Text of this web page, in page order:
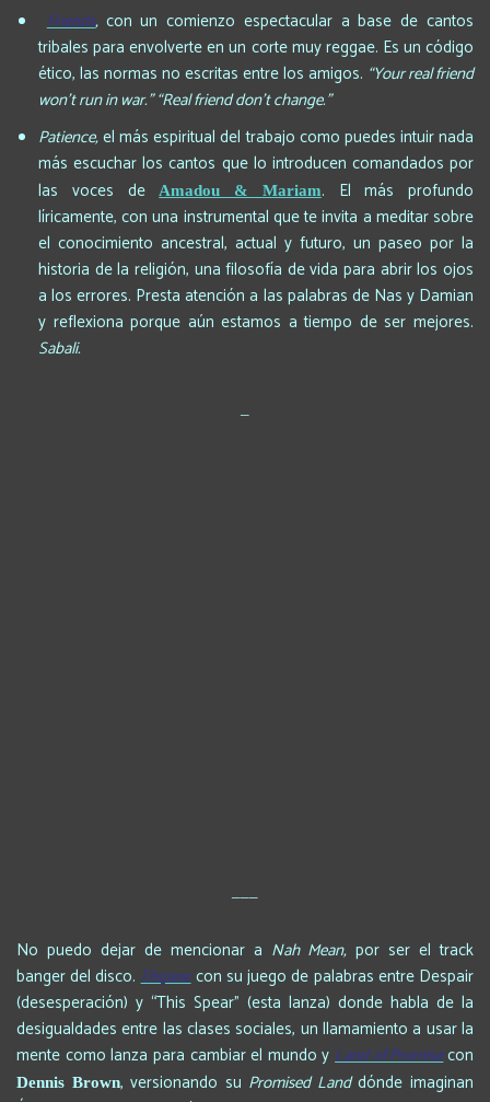
Friends, con un comienzo espectacular a base de cantos
tribales para envolverte en un corte muy reggae. Es un código
ético, las normas no escritas entre los amigos. “Your real friend
won’t run in war.” “Real friend don’t change.”
Patience,el más espiritual del trabajo como puedes intuir nada
más escuchar los cantos que lo introducen comandados por
las voces deAmadou & Mariam. El más profundo
líricamente, con una instrumental que te invita a meditar sobre
el conocimiento ancestral, actual y futuro, un paseo por la
historia de la religión, una filosofía de vida para abrir los ojos
a los errores. Presta atención a las palabras de Nas y Damian
y reflexiona porque aún estamos a tiempo de ser mejores.
Sabali.
No puedo dejar de mencionar a Nah Mean, por ser el track
banger del disco.Dispearcon su juego de palabras entre Despair
(desesperación) y “This Spear” (esta lanza) donde habla de la
desigualdades entre las clases sociales, un llamamiento a usar la
mente como lanza para cambiar el mundo yLand of Promisecon
Dennis Brown, versionando su Promised Landdónde imaginan